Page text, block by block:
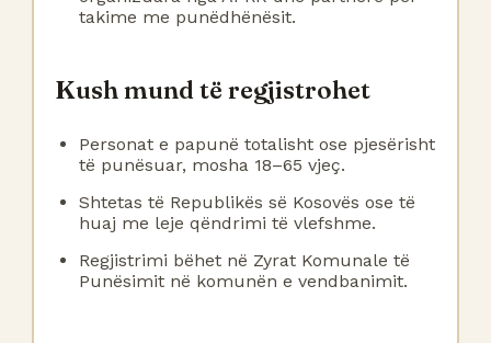
takime me punëdhënësit.
Kush mund të regjistrohet
Personat e papunë totalisht ose pjesërisht
të punësuar, mosha 18–65 vjeç.
Shtetas të Republikës së Kosovës ose të
huaj me leje qëndrimi të vlefshme.
Regjistrimi bëhet në Zyrat Komunale të
Punësimit në komunën e vendbanimit.